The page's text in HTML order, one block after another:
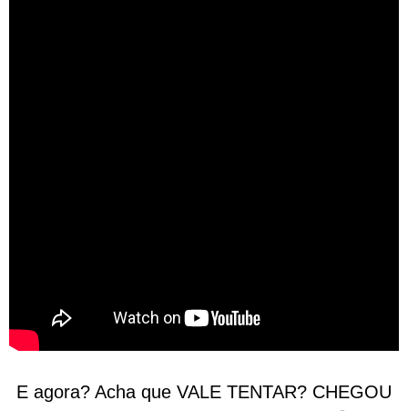
E agora? Acha que VALE TENTAR? CHEGOU